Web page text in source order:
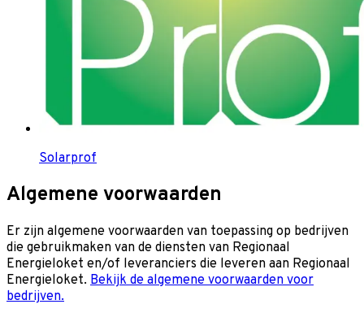
Solarprof
Algemene voorwaarden
Er zijn algemene voorwaarden van toepassing op bedrijven
die gebruikmaken van de diensten van Regionaal
Energieloket en/of leveranciers die leveren aan Regionaal
Energieloket. Bekijk de algemene voorwaarden voor
bedrijven.